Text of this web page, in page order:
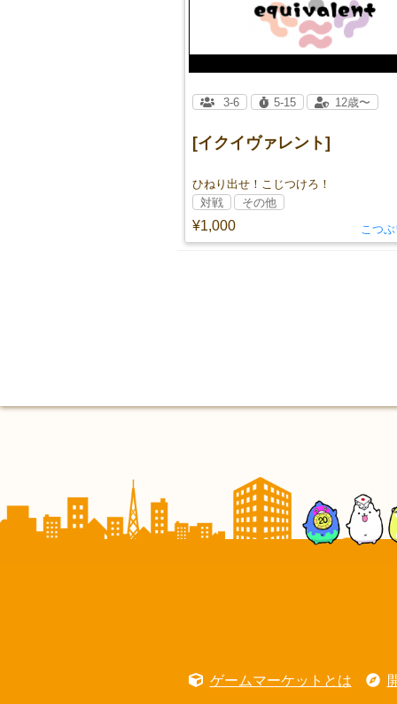
[イクイヴァレント]
ひねり出せ！こじつけろ！
¥1,000
3-6 5-15 12歳〜
対戦 その他
こつ
ゲームマーケットとは